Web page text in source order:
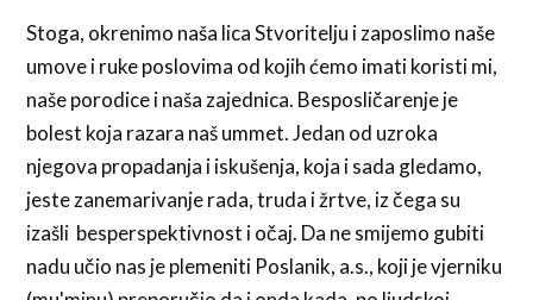
Stoga, okrenimo naša lica Stvoritelju i zaposlimo naše
umove i ruke poslovima od kojih ćemo imati koristi mi,
naše porodice i naša zajednica. Besposličarenje je
bolest koja razara naš ummet. Jedan od uzroka
njegova propadanja i iskušenja, koja i sada gledamo,
jeste zanemarivanje rada, truda i žrtve, iz čega su
izašli besperspektivnost i očaj. Da ne smijemo gubiti
nadu učio nas je plemeniti Poslanik, a.s., koji je vjerniku